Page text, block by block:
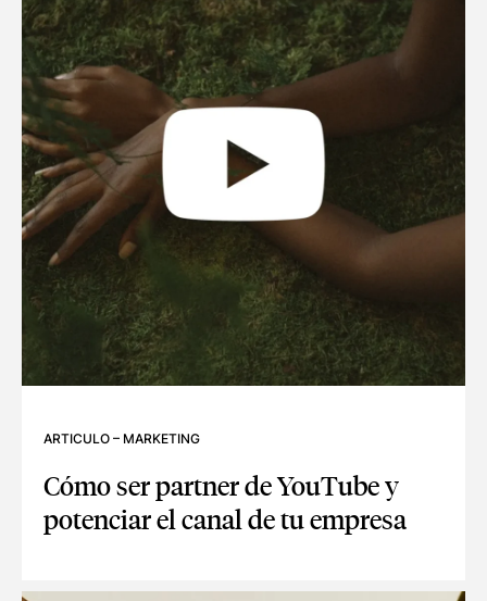
ARTICULO – MARKETING
Cómo ser partner de YouTube y
potenciar el canal de tu empresa